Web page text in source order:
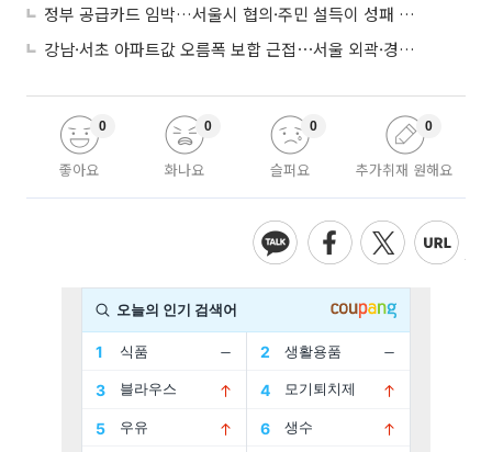
정부 공급카드 임박…서울시 협의·주민 설득이 성패 가른다
강남·서초 아파트값 오름폭 보합 근접⋯서울 외곽·경기 남부 중심 매수세
좋아요
0
화나요
0
슬퍼요
0
추가취재 원해요
0